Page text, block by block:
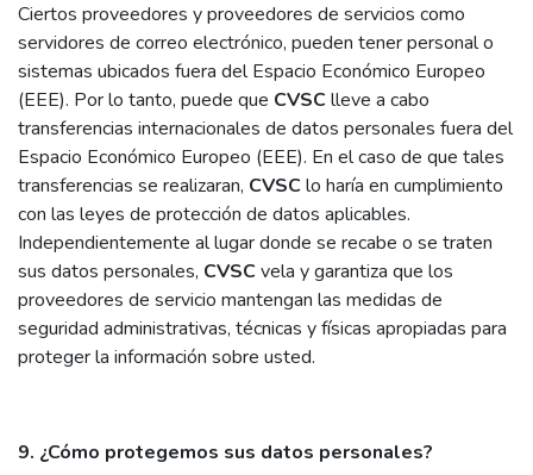
Ciertos proveedores y proveedores de servicios como
servidores de correo electrónico, pueden tener personal o
sistemas ubicados fuera del Espacio Económico Europeo
(EEE). Por lo tanto, puede que CVSClleve a cabo
transferencias internacionales de datos personales fuera del
Espacio Económico Europeo (EEE). En el caso de que tales
transferencias se realizaran, CVSClo haría en cumplimiento
con las leyes de protección de datos aplicables.
Independientemente al lugar donde se recabe o se traten
sus datos personales, CVSCvela y garantiza que los
proveedores de servicio mantengan las medidas de
seguridad administrativas, técnicas y físicas apropiadas para
proteger la información sobre usted.
9. ¿Cómo protegemos sus datos personales?